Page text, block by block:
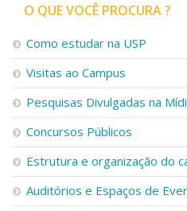
Bibliotecas
Segurança, Trânsito e
RH, Administrativo e
Outros serviços
Comunicação
Assessorias e Mídias
Aplicativos e Sites
Agenda de Eventos
Defesa de Teses
O QUE VOCÊ PROCURA ?
Como estudar na USP
Visitas ao Campus
Pesquisas Divulgadas na
Concursos Públicos
Estrutura e organização do
Auditórios e Espaços de